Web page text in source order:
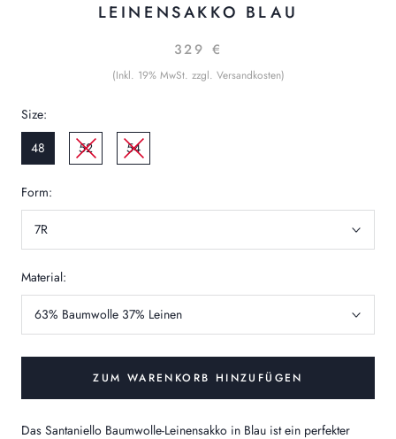
LEINENSAKKO BLAU
329 €
(Inkl. 19% MwSt. zzgl. Versandkosten)
Size:
48
52 54
Form:
7R
Material:
63% Baumwolle 37% Leinen
ZUM WARENKORB HINZUFÜGEN
Das Santaniello Baumwolle-Leinensakko in Blau ist ein perfekter